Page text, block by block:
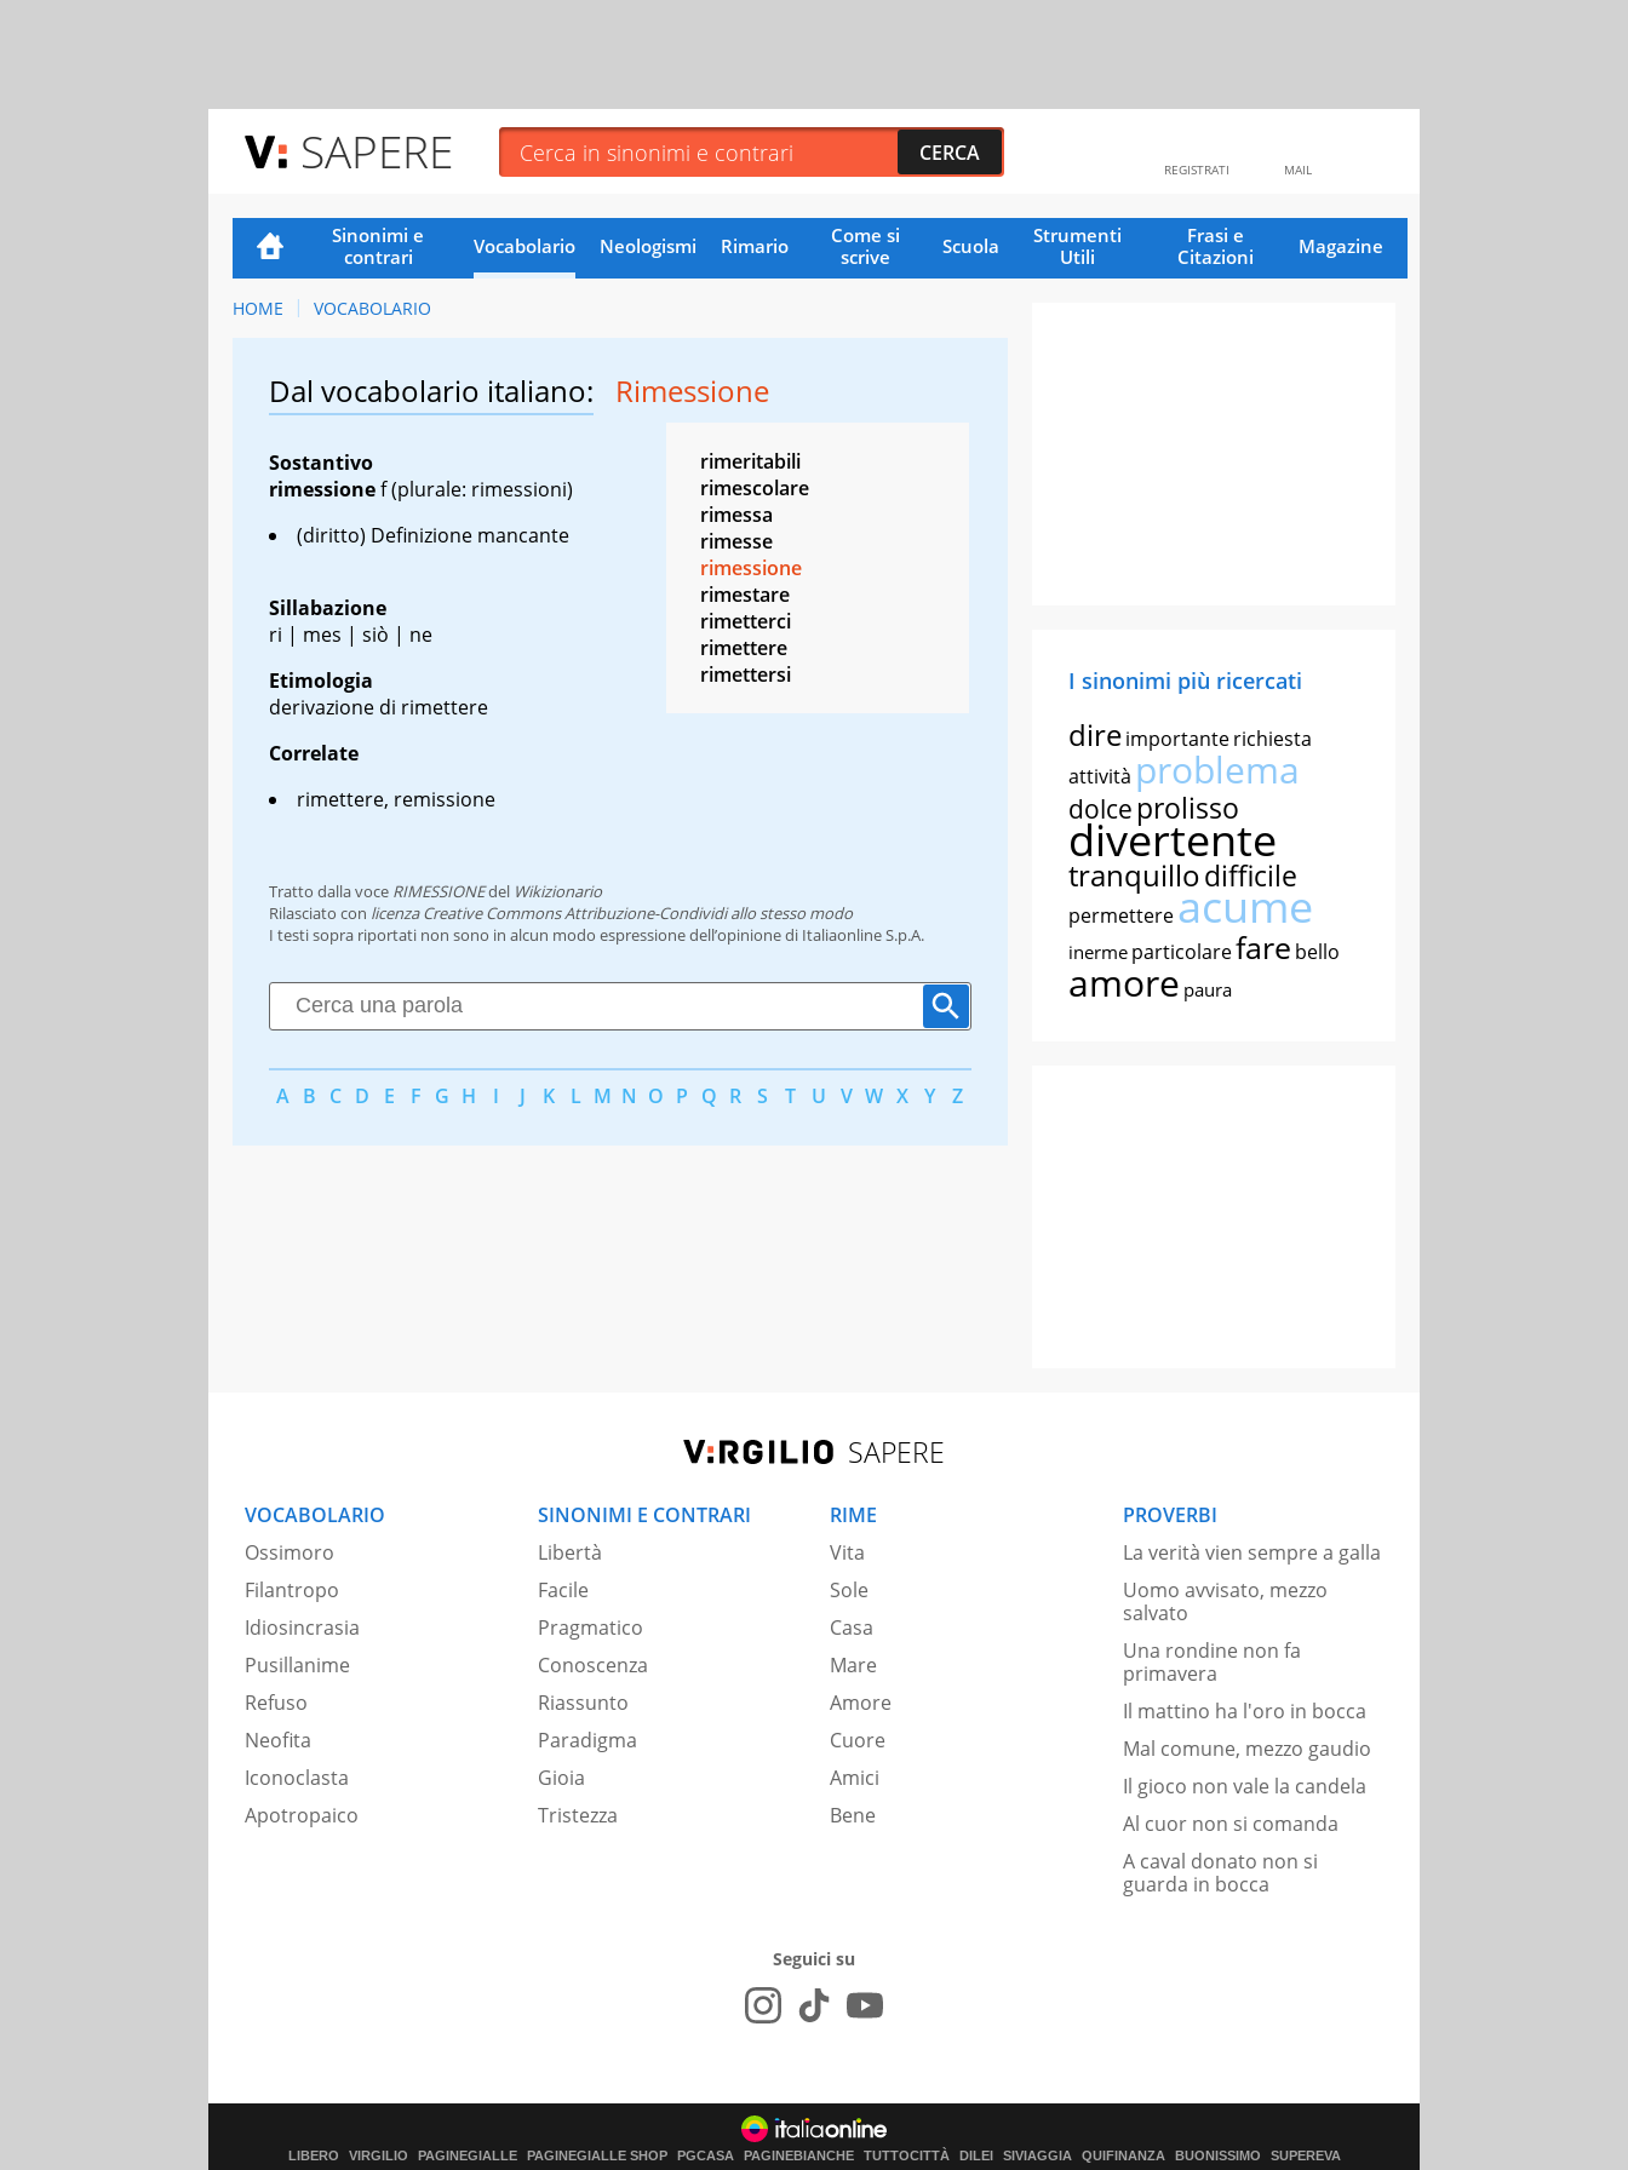
SAPERE MAIL
REGISTRATI
Sinonimi e
contrari
Vocabolario Neologismi Rimario
Come si
scrive
Scuola
Strumenti
Utili
Frasi e
Citazioni
Magazine
HOME VOCABOLARIO
Dal vocabolario italiano: Rimessione
Sostantivo
rimessionef(plurale: rimessioni)
(diritto) Definizione mancante
Sillabazione
ri | mes | siò | ne
Etimologia
derivazione di rimettere
Correlate
rimettere, remissione
rimeritabili
rimescolare
rimessa
rimesse
rimessione
rimestare
rimetterci
rimettere
rimettersi
Tratto dalla voce RIMESSIONEdel Wikizionario
Rilasciato con licenza Creative Commons Attribuzione-Condividi allo stesso modo
I testi sopra riportati non sono in alcun modo espressione dell’opinione di Italiaonline S.p.A.
A B C D E F G H I J K L M N O P Q R S T U V W X Y Z
I sinonimi più ricercati
direimportanterichiesta
attività problema
dolce prolisso
divertente
tranquillodifficile
permettereacume
inerme particolarefare bello
amore paura
SAPERE
VOCABOLARIO
Ossimoro
Filantropo
Idiosincrasia
Pusillanime
Refuso
Neofita
Iconoclasta
Apotropaico
SINONIMI E CONTRARI
Libertà
Facile
Pragmatico
Conoscenza
Riassunto
Paradigma
Gioia
Tristezza
RIME
Vita
Sole
Casa
Mare
Amore
Cuore
Amici
Bene
PROVERBI
La verità vien sempre a galla
Uomo avvisato, mezzo
salvato
Una rondine non fa
primavera
Il mattino ha l'oro in bocca
Mal comune, mezzo gaudio
Il gioco non vale la candela
Al cuor non si comanda
A caval donato non si
guarda in bocca
Seguici su
LIBERO VIRGILIO PAGINEGIALLE PAGINEGIALLE SHOP PGCASA PAGINEBIANCHE TUTTOCITTÀ DILEI SIVIAGGIA QUIFINANZA BUONISSIMO SUPEREVA